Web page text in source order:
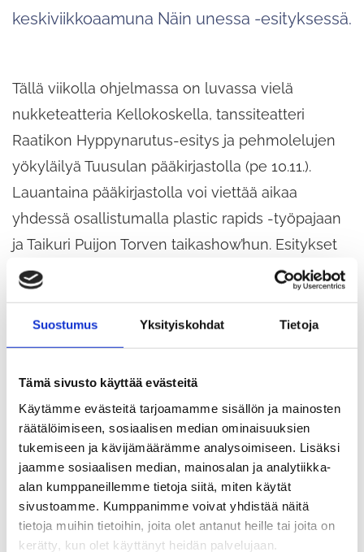
Suostumus Yksityiskohdat Tietoja
Tämä sivusto käyttää evästeitä
Käytämme evästeitä tarjoamamme sisällön ja mainosten
räätälöimiseen, sosiaalisen median ominaisuuksien
tukemiseen ja kävijämäärämme analysoimiseen. Lisäksi
jaamme sosiaalisen median, mainosalan ja analytiikka-
alan kumppaneillemme tietoja siitä, miten käytät
sivustoamme. Kumppanimme voivat yhdistää näitä
tietoja muihin tietoihin, joita olet antanut heille tai joita on
kerätty, kun olet käyttänyt heidän palvelujaan.
keskiviikkoaamuna Näin unessa -esityksessä.
Tällä viikolla ohjelmassa on luvassa vielä
nukketeatteria Kellokoskella, tanssiteatteri
Raatikon Hyppynarutus-esitys ja pehmolelujen
yökyläilyä Tuusulan pääkirjastolla (pe 10.11.).
Lauantaina pääkirjastolla voi viettää aikaa
yhdessä osallistumalla plastic rapids -työpajaan
ja Taikuri Puijon Torven taikashow’hun. Esitykset
ovat kiinnostaneet yleisöä ja osa on
Isänpäivä Tuusulan
museoissa
Tuusulan Rantatien taiteilijakodit Halosenniemi ja
Taiteilijakoti Erkkola tarjoavat maksuttoman
sisäänpääsyn isänpäivän kunniaksi sunnuntaina
12.11. Halosenniemessä nähtävillä on ”Haaveita ja
näkyjä” -näyttely, jossa esitellään nykytaidetta